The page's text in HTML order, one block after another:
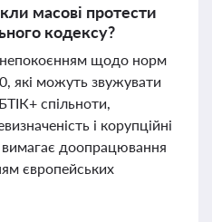
масові протести
кодексу?
щодо норм
які можуть звужувати
спільноти,
і корупційні
вимагає доопрацювання
європейських